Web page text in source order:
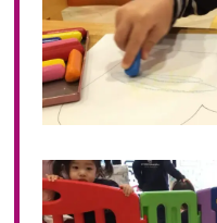
2022年 10月(20)
2022年 09月(20)
2022年 08月(22)
2022年 07月(20)
2022年 05月(19)
2022年 04月(20)